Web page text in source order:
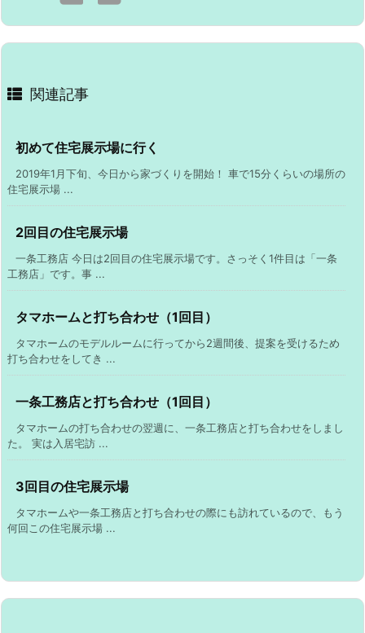
関連記事
初めて住宅展示場に行く
2019年1月下旬、今日から家づくりを開始！ 車で15分くらいの場所の
住宅展示場 ...
2回目の住宅展示場
一条工務店 今日は2回目の住宅展示場です。さっそく1件目は「一条
工務店」です。事 ...
タマホームと打ち合わせ（1回目）
タマホームのモデルルームに行ってから2週間後、提案を受けるため
打ち合わせをしてき ...
一条工務店と打ち合わせ（1回目）
タマホームの打ち合わせの翌週に、一条工務店と打ち合わせをしまし
た。 実は入居宅訪 ...
3回目の住宅展示場
タマホームや一条工務店と打ち合わせの際にも訪れているので、もう
何回この住宅展示場 ...